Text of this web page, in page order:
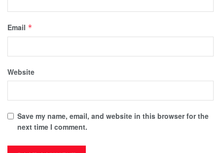
Email *
Website
Save my name, email, and website in this browser for the
next time I comment.